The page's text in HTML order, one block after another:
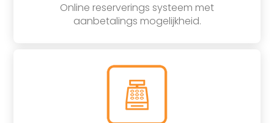
Online reserverings systeem met
aanbetalings mogelijkheid.